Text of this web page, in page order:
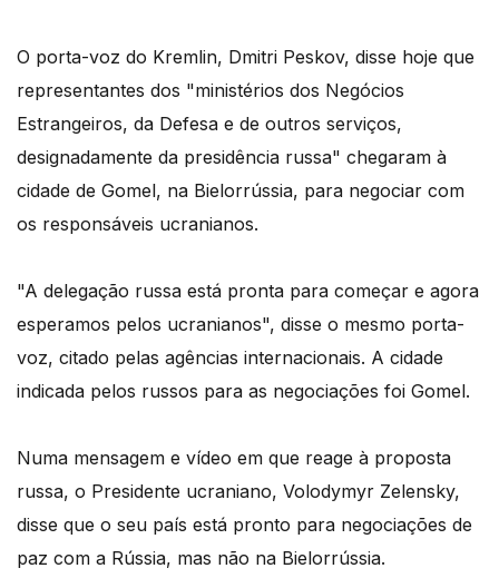
O porta-voz do Kremlin, Dmitri Peskov, disse hoje que
representantes dos "ministérios dos Negócios
Estrangeiros, da Defesa e de outros serviços,
designadamente da presidência russa" chegaram à
cidade de Gomel, na Bielorrússia, para negociar com
os responsáveis ucranianos.
"A delegação russa está pronta para começar e agora
esperamos pelos ucranianos", disse o mesmo porta-
voz, citado pelas agências internacionais. A cidade
indicada pelos russos para as negociações foi Gomel.
Numa mensagem e vídeo em que reage à proposta
russa, o Presidente ucraniano, Volodymyr Zelensky,
disse que o seu país está pronto para negociações de
paz com a Rússia, mas não na Bielorrússia.